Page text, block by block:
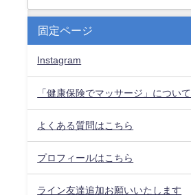
固定ページ
Instagram
「健康保険でマッサージ」について
よくある質問はこちら
プロフィールはこちら
ライン友達追加お願いいたします